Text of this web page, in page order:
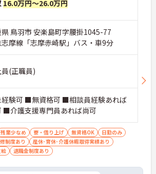
16.0万円～26.0万円
県 鳥羽市 安楽島町字腰掛1045-77
志摩線「志摩赤崎駅」バス・車9分
(正職員)
験可 ■無資格可 ■相談員経験あれば
■介護支援専門員あれば尚可
残業少なめ 寮・借り上げ 無資格OK
日勤のみ
制度あり
産休･育休･介護休暇取得実績あり
退職金制度あり